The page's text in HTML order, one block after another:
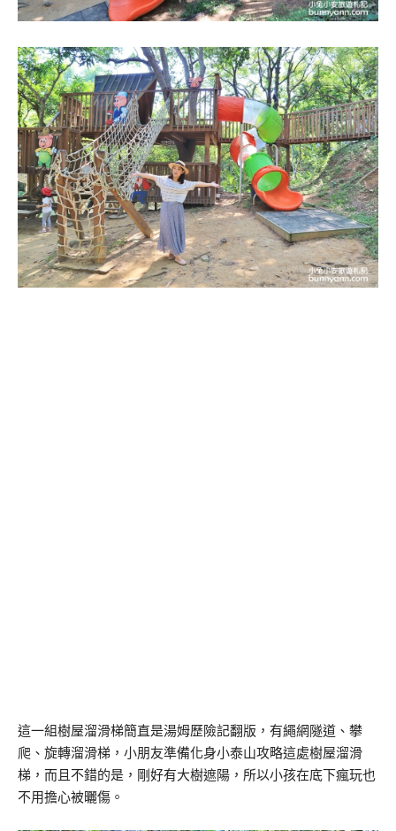
這一組樹屋溜滑梯簡直是湯姆歷險記翻版，有繩網隧道、攀
爬、旋轉溜滑梯，小朋友準備化身小泰山攻略這處樹屋溜滑
梯，而且不錯的是，剛好有大樹遮陽，所以小孩在底下瘋玩也
不用擔心被曬傷。